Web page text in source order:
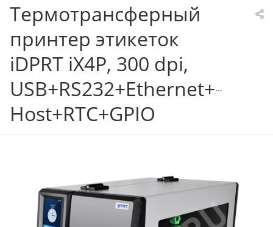
Термотрансферный
принтер этикеток
iDPRT iX4P, 300 dpi,
USB+RS232+Ethernet+USB
Host+RTC+GPIO